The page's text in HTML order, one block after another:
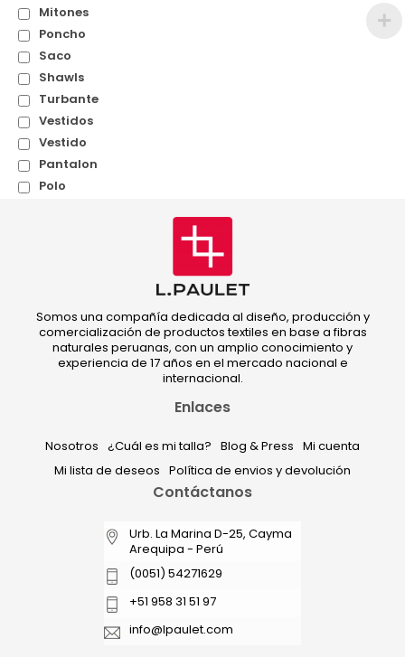
Mitones
Poncho
Saco
Shawls
Turbante
Vestidos
Vestido
Pantalon
Polo
Somos una compañía dedicada al diseño, producción y
comercialización de productos textiles en base a fibras
naturales peruanas, con un amplio conocimiento y
experiencia de 17 años en el mercado nacional e
internacional.
Enlaces
Nosotros ¿Cuál es mi talla? Blog & Press Mi cuenta
Mi lista de deseos Política de envios y devolución
Contáctanos
Urb. La Marina D-25, Cayma
Arequipa - Perú
(0051) 54271629
+51 958 31 51 97
info@lpaulet.com